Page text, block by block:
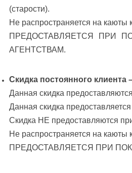
(старости).
Не распространяется на каюты
ПРЕДОСТАВЛЯЕТСЯ ПРИ
АГЕНТСТВАМ.
Скидка постоянного клиента
Данная скидка
Данная скидка
Скидка НЕ предоставляются
Не распространяется на каюты
ПРЕДОСТАВЛЯЕТСЯ ПРИ